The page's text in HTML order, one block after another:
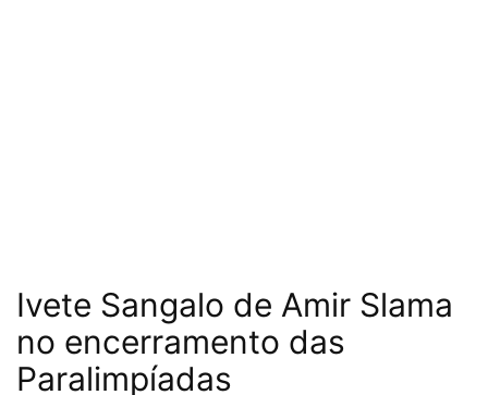
Ivete Sangalo de Amir Slama
no encerramento das
Paralimpíadas